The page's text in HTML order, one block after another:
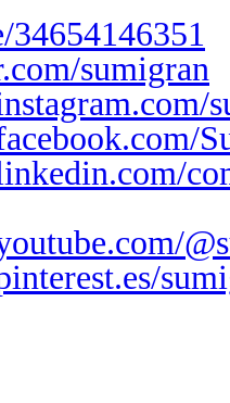
sumigran